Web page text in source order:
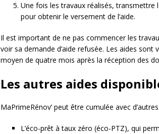
Une fois les travaux réalisés, transmettre
pour obtenir le versement de l’aide.
Il est important de ne pas commencer les
voir sa demande d’aide refusée. Les aides
moyen de quatre mois après la réception des
Les autres aides
MaPrimeRénov’ peut être cumulée avec
L’éco-prêt à taux zéro (éco-PTZ), qui